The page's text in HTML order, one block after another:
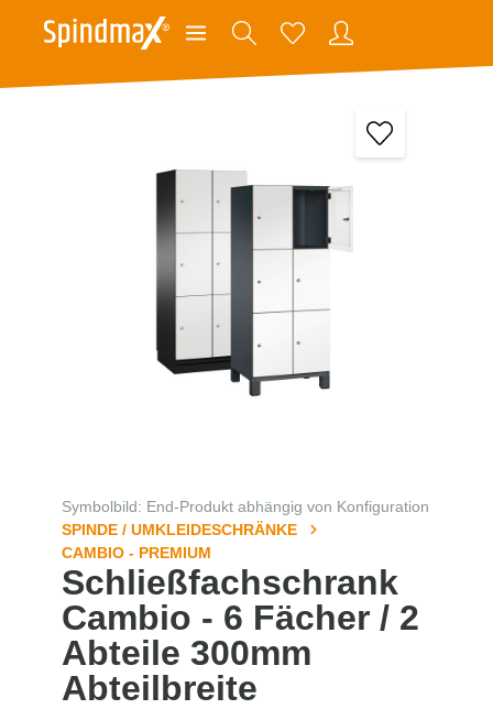
Symbolbild: End-Produkt abhängig von Konfiguration
SPINDE / UMKLEIDESCHRÄNKE
CAMBIO - PREMIUM
Schließfachschrank
Cambio - 6 Fächer / 2
Abteile 300mm
Abteilbreite